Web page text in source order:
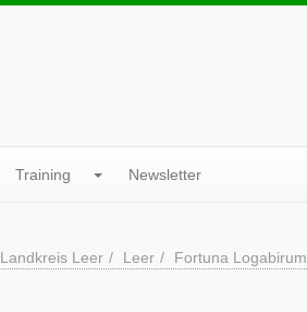
Training Newsletter
Landkreis Leer Leer Fortuna Logabirum